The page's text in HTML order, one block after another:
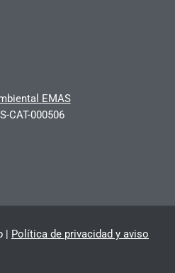
EMAS
CAT-000506
| Política de privacidad y aviso